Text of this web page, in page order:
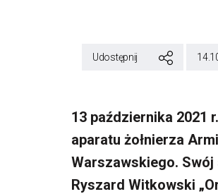
Udostępnij
13 października 2021
aparatu żołnierza
Warszawskiego.
Ryszard Witkowski